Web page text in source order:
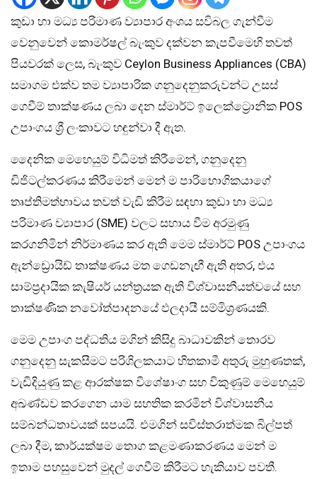
කුඩා හා මධ්‍ය පරිමාණ ව්‍යාපාර අංශය සවිබල ගැන්වීම
වෙනුවෙන් කොමර්ෂල් බැංකුව දක්වන කැපවීමෙහි තවත්
පියවරක් ලෙස, බැංකුව Ceylon Business Appliances (CBA)
සමාගම එක්ව තම ව්‍යාපාරික ගනුදෙනුකරුවන්ට උසස්
ගෙවීම් තාක්ෂණය ලබා දෙන ස්මාර්ට් ඉලෙක්ට්‍රොනික POS
උපාංගය ශ්‍රී ලංකාවට හඳුන්වා දී ඇත.
දෛනික මෙහෙයුම් විධිමත් කිරීමෙන්, ගනුදෙනු
ඩිජිටල්කරණය කිරීමෙන් මෙන් ම පාරිභොගිකයාගේ
තෘප්තිමත්භාවය තවත් වැඩි කිරීම සඳහා කුඩා හා මධ්‍ය
පරිමාණ ව්‍යාපාර (SME) වලට සහාය වීම අරමුණු
කරගනිමින් නිර්මාණය කර ඇති මෙම ස්මාර්ට් POS උපාංගය
ඇන්ඩ්‍රොයිඩ් තාක්ෂණය මත ගෙඩනැඟී ඇති අතර, එය
සාම්ප්‍රදායික කැෂියර් යන්ත්‍රයක ඇති විශ්වාසනීයත්වයේ සහ
තාක්ෂණික නවෝත්පාදනයේ ඵලදායී සම්මිශ්‍රණයකි.
මෙම උපාංග පද්ධතිය මගින් කිසිදු බාධාවකින් තොරව
ගනුදෙනු සැකසීමට පරිශිලකයාට හිතකාමී අතුරු මුහුණතක්,
වැඩිදියුණු කළ ආරක්ෂක විශේෂාංග සහ විකුණුම් මෙහෙයුම්
අඛණ්ඩව කරගෙන යාම සහතික කරමින් විශ්වාසනීය
සම්බන්ධතාවයක් සපයයි. එමගින් සවිස්තරාත්මක බිල්පත්
ලබා දීම, කාර්යක්ෂම තොග කළමණාකරණය මෙන් ම
ඉතාම පහසුවෙන් මුදල් ගෙවීම් කිරීමට හැකියාව පවතී.